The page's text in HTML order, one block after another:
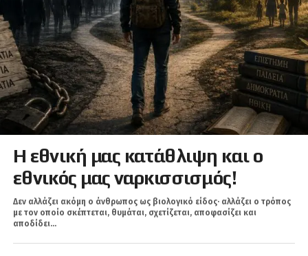
Η εθνική μας κατάθλιψη και ο
εθνικός μας ναρκισσισμός!
Δεν αλλάζει ακόμη ο άνθρωπος ως βιολογικό είδος· αλλάζει ο τρόπος
με τον οποίο σκέπτεται, θυμάται, σχετίζεται, αποφασίζει και
αποδίδει...